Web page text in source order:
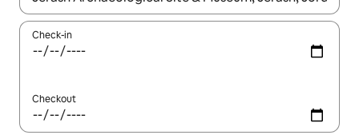
Check-in
Checkout